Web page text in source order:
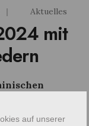
| Aktuelles
mit
auf unserer